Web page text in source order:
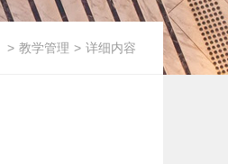
> 教学管理 > 详细内容